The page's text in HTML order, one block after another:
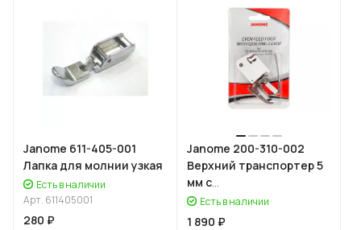
Janome 611-405-001
Лапка для молнии узкая
Есть в наличии
Арт. 611405001
280 ₽
Janome 200-310-002
Верхний транспортер 5
мм с
тканенаправителем
(вертикальный челнок)
Есть в наличии
1 890 ₽